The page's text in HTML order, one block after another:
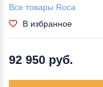
Все товары Roca
В избранное
92 950 руб.